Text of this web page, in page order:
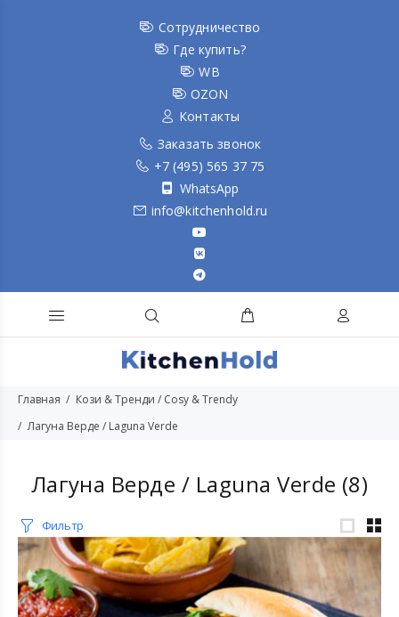
Сотрудничество
Где купить?
WB
OZON
Контакты
Заказать звонок
+7 (495) 565 37 75
WhatsApp
info@kitchenhold.ru
Главная
Кози & Тренди / Cosy & Trendy
Лагуна Верде / Laguna Verde
Лагуна Верде / Laguna Verde (8)
Фильтр